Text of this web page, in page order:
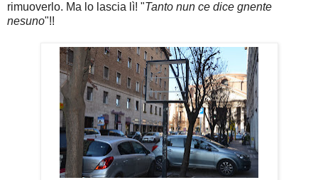
rimuoverlo. Ma lo lascia lì! "Tanto nun ce dice gnente
nesuno"!!